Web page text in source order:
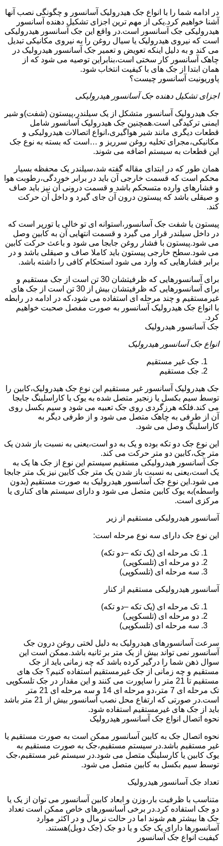
در ادامه شما را با انواع جک هیدرولیک آسانسور و چگونگی نصب آنها
آشنا خواهیم کرد.یکی از مهم ترین اجزای تشکیل دهنده آسانسور
هیدرولیکی جک آسانسور است.در واقع این جک آسانسور هیدرولیکی
است که نیروی هیدرولیک یا سیال روغن را به نیروی مکانیکی تبدیل
می کند و به دلیل اینکه تعویض و تعمیر جک آسانسور هیدرولیک در
چاهک آسانسور کار سختی است،بنابراین توصیه می شود که از
همان ابتدا از جک های با کیفیت انتخاب شود.
پاوریونیت آسانسور چیست؟
اجزای تشکیل دهنده جک آسانسور هیدرولیکی
جک هیدرولیک آسانسور متشکل از یک سیلندر،پیستون (شفت)و شیر
ایمنی ترکیدگی است.همچنین جک هیدرولیک آسانسور شامل
قطعات دیگری مانند شیر هواگیری،انواع اتصالات هیدرولیکی و
مکانیکی،مجرای تخلیه روغن سرریز و …است که بسته به نوع جک
این قطعات به سیستم اضافه می شوند.
همان طور که در ابتدای مقاله گفته شد،سیلندر یک محفظه بسیار
محکم است که قسمت خارجی آن باید در برابر خوردگی،رطوبت هوا
و فشارهای وارده متسحکم باشد و قسمت درونی آن نیز باید صاف
و صیقلی باشد که پیستون درون آن جای گیرد و داخل آن حرکت
کند.
پیستون یا شفت جک آسانسور،استوانه ای تو خالی یا تورپر است که
در داخل سیلندر قرار می گیرد و قسمت انتهایی آن به کابین وصل
می شود.پیستون با فشار روغن جابجا می شود و باعث حرکت کابین
می شود.سطح خارجی پیستون باید کاملا صاف و صیقلی باشد و در
برابر فشارهایی که وارد می شود استحکام کافی را داشته باشد.
برای آسانسورهایی که ظرفیتشان 30 تن است از جک مستقیم و
برای آسانسورهایی که ظرفیتشان بیش از 30 تن است از جک های
غیرمستقیم و چند مرحله ای استفاده می شود،که در ادامه در رابطه
با انواع جک هیدرولیک آسانسور به صورت مفصل صحبت خواهیم
کرد.
جک آسانسور هیدرولیک
انواع جک آسانسور هیدرولیک
جک غیر مستقیم
جک مستقیم
جک هیدرولیک آسانسور غیر مستقیم این نوع جک هیدرولیک،کابین را
توسط سیم بکسل یا زنجیر متصل شده به یوک یا کاراسلینگ جابجا
می کند.فلکه هرزگردی روی جک تعبیه می شود و سیم بکسل روی
آن از طرفی به چاهک متصل می شود و از طرفی دیگر به
کاراسلینگ وصل می شود.
این نوع جک دو تکه بوده و یک به دو است،یعنی به نسبت باز شدن یک
متر جک،کابین دو متر حرکت می کند.
جک آسانسور هیدرولیکی مستقیم سیستم این نوع از جک ها یک به
یک است،یعنی به نسبت باز شدن یک متر جک کابین نیز یک متر جابجا
می شود.این نوع جک آسانسور هیدرولیک به صورت مستقیم (بدون
واسطه)به یوک کابین متصل می شود و دارای سیستم های کناری یا
مرکزی است.
آسانسور هیدرولیکی مستقیم از زیر
این نوع جک دارای سه نوع مرحله است:
تک مرحله ای (یک تکه –دو تکه)
دو مرحله ای (تلسکوپی)
سه مرحله ای (تلسکوپی)
آسانسور هیدرولیکی مستقیم از کنار
تک مرحله ای (یک تکه –دو تکه)
دو مرحله ای (تلسکوپی)
سه مرحله ای (تلسکوپی)
سرعت آسانسورهای هیدرولیک به دلیل لختی روغن درون جک
آسانسور نمی تواند بیش از یک متر بر ثانیه باشد.ممکن است این
سوال ذهن شما را درگیر کرده باشد که چه زمانی باید از جک
مستقیم و چه زمانی از جک غیرمستقیم استفاده کنیم؟ جک های
مستقیم تا 21 متر را ساپورت می کنند و این مقدار در جک تلسکوپی
تک مرحله ای 7 متر،دو مرحله ای 14 و سه مرحله ای 21 متر
است.در صورتی که ارتفاع محل نصب آسانسور بیش از 21 متر باشد
باید از جک های غیرمستقیم استفاده شود.
نحوه اتصال انواع جک آسانسور هیدرولیک
نحوه اتصال جک به کابین آسانسور ممکن است به صورت مستقیم یا
غیر مستقیم باشد.در سیستم مستقیم،جک به صورت مستقیم به
یوک کابین یا کارسلینگ متصل می شود.در سیستم غیر مستقیم،جک
توسط سیم بکسل به کابین متصل می شود.
تعداد جک آسانسور هیدرولیک
متناسب با ظرفیت بار،وزن و ابعاد کابین آسانسور می توان از یک یا
دو جک استفاده کرد.در برخی آسانسورهای خاص ممکن است تعداد
جک ها بیشتر هم شوند اما در حالت نرمال و در اکثر موارد
آسانسورها دارای یک جک و یا دو جک (جک دوبل)هستند.
کیفیت انواع جک آسانسور